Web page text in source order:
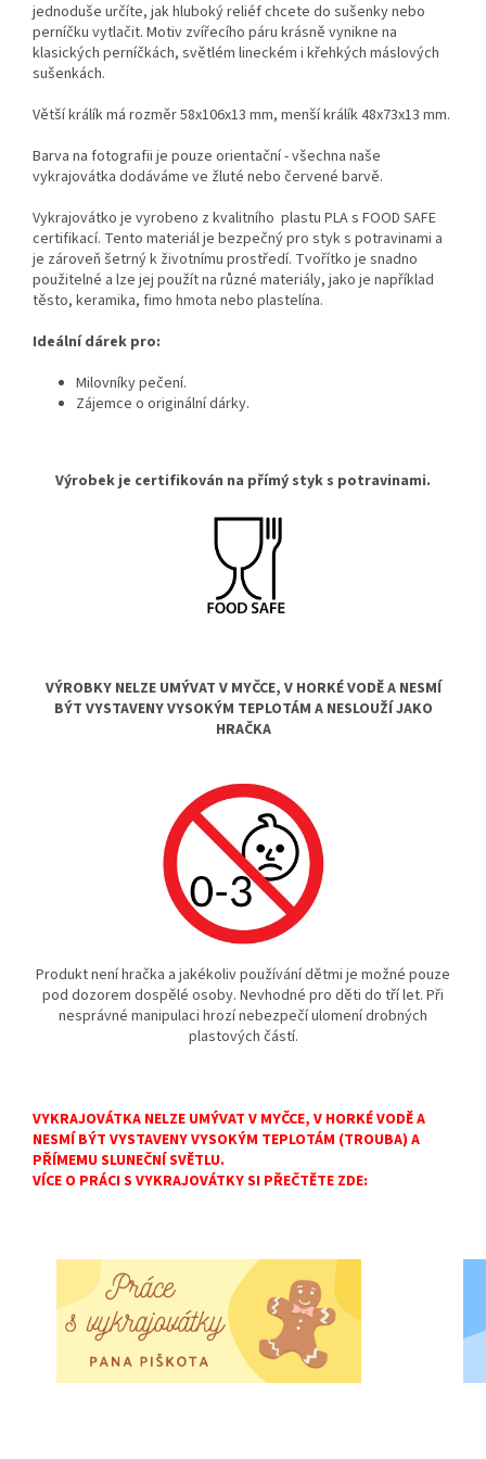
jednoduše určíte, jak hluboký reliéf chcete do sušenky nebo
perníčku vytlačit. Motiv zvířecího páru krásně vynikne na
klasických perníčkách, světlém lineckém i křehkých máslových
sušenkách.
Větší králík má rozměr 58x106x13 mm, menší králík 48x73x13 mm.
Barva na fotografii je pouze orientační - všechna naše
vykrajovátka dodáváme ve žluté nebo červené barvě.
Vykrajovátko je vyrobeno z kvalitního plastu PLA s FOOD SAFE
certifikací. Tento materiál je bezpečný pro styk s potravinami a
je zároveň šetrný k životnímu prostředí. Tvořítko je snadno
použitelné a lze jej použít na různé materiály, jako je například
těsto, keramika, fimo hmota nebo plastelína.
Ideální dárek pro:
Milovníky pečení.
Zájemce o originální dárky.
Výrobek je certifikován na přímý styk s potravinami.
VÝROBKY NELZE UMÝVAT V MYČCE, V HORKÉ VODĚ A NESMÍ
BÝT VYSTAVENY VYSOKÝM TEPLOTÁM A NESLOUŽÍ JAKO
HRAČKA
Produkt není hračka a jakékoliv používání dětmi je možné pouze
pod dozorem dospělé osoby. Nevhodné pro děti do tří let. Při
nesprávné manipulaci hrozí nebezpečí ulomení drobných
plastových částí.
VYKRAJOVÁTKA NELZE UMÝVAT V MYČCE, V HORKÉ VODĚ A
NESMÍ BÝT VYSTAVENY VYSOKÝM TEPLOTÁM (TROUBA) A
PŘÍMEMU SLUNEČNÍ SVĚTLU.
VÍCE O PRÁCI S VYKRAJOVÁTKY SI PŘEČTĚTE ZDE: